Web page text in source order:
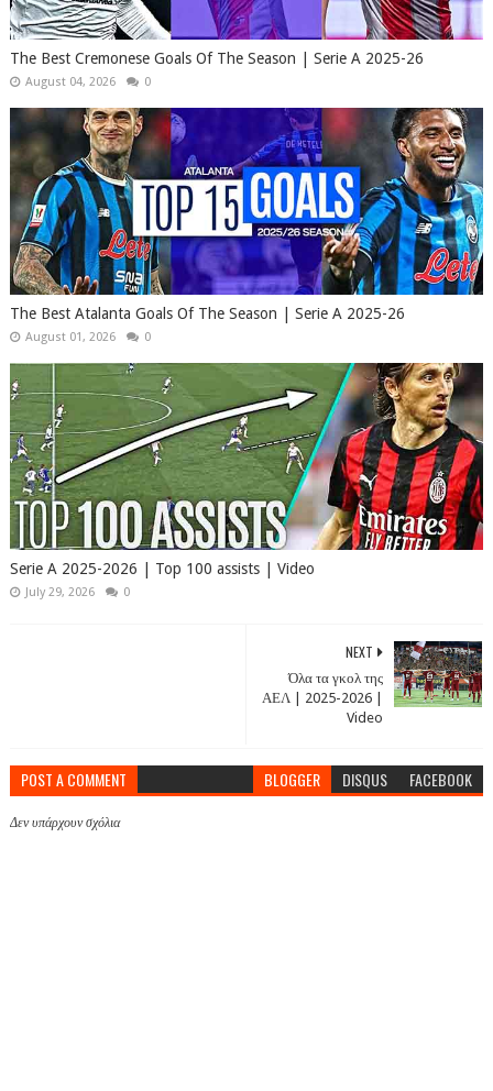
The Best Cremonese Goals Of The Season | Serie A 2025-26
August 04, 2026 0
The Best Atalanta Goals Of The Season | Serie A 2025-26
August 01, 2026 0
Serie A 2025-2026 | Top 100 assists | Video
July 29, 2026 0
NEXT
Όλα τα γκολ της
ΑΕΛ | 2025-2026 |
Video
POST A COMMENT BLOGGER DISQUS FACEBOOK
Δεν υπάρχουν σχόλια